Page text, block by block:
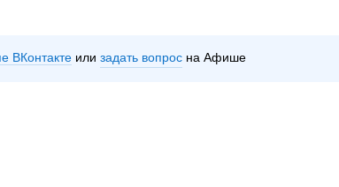
ВКонтакте задать вопрос на Афише